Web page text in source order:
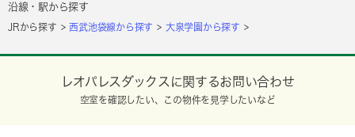
沿線・駅から探す
JRから探す 西武池袋線から探す 大泉学園から探す
レオパレスダックスに関するお問い合わせ
空室を確認したい、この物件を見学したいなど